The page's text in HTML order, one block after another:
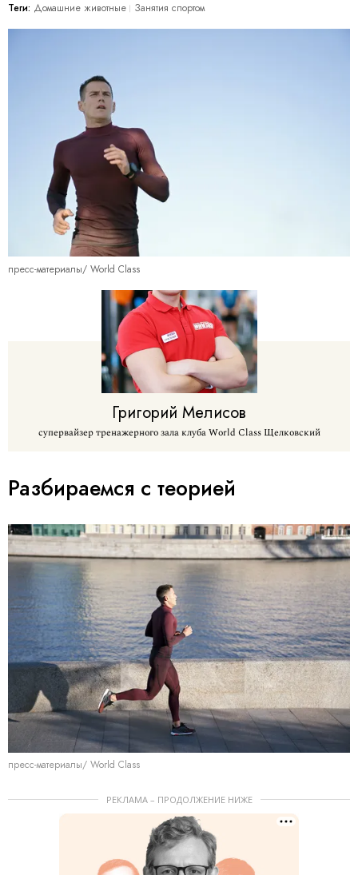
Теги: Домашние животные Занятия спортом
пресс-материалы/ World Class
Григорий Мелисов
супервайзер тренажерного зала клуба World Class Щелковский
Разбираемся с теорией
пресс-материалы/ World Class
РЕКЛАМА – ПРОДОЛЖЕНИЕ НИЖЕ